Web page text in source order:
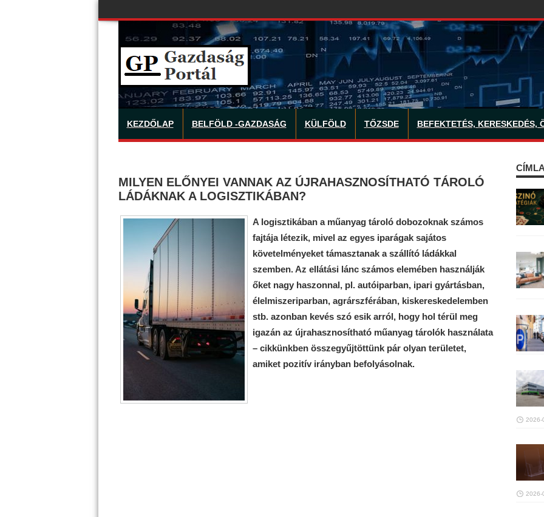
KEZDŐLAP BELFÖLD -GAZDASÁG KÜLFÖLD TŐZSDE BEFEKTETÉS, KERESKEDÉS,
MILYEN ELŐNYEI VANNAK AZ ÚJRAHASZNOSÍTHATÓ TÁROLÓ
LÁDÁKNAK A LOGISZTIKÁBAN?
A logisztikában a műanyag tároló dobozoknak számos
fajtája létezik, mivel az egyes iparágak sajátos
követelményeket támasztanak a szállító ládákkal
szemben. Az ellátási lánc számos elemében használják
őket nagy haszonnal, pl. autóiparban, ipari gyártásban,
élelmiszeriparban, agrárszférában, kiskereskedelemben
stb. azonban kevés szó esik arról, hogy hol térül meg
igazán az újrahasznosítható műanyag tárolók használata
– cikkünkben összegyűjtöttünk pár olyan területet,
amiket pozitív irányban befolyásolnak.
2026-
2026-